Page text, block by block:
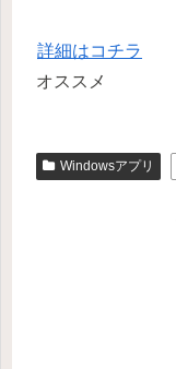
詳細はコチラ
オススメ
Windowsアプリ